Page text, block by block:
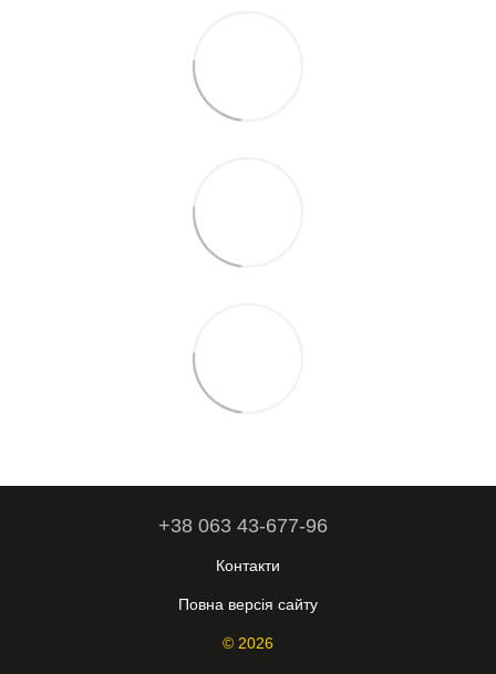
+38 063 43-677-96
Контакти
Повна версія сайту
© 2026